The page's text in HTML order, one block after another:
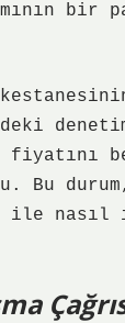
nın bir
fiyatını
Bu
ile nasıl